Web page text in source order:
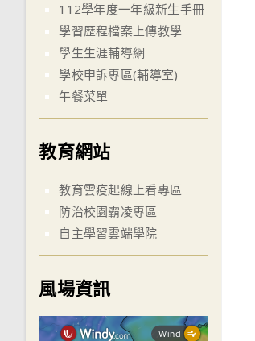
112學年度一年級新生手冊
學習歷程檔案上傳教學
學生生涯輔導網
學校申訴專區(輔導室)
午餐菜單
教育網站
教育雲疫起線上看專區
防治校園霸凌專區
自主學習雲端學院
風場資訊